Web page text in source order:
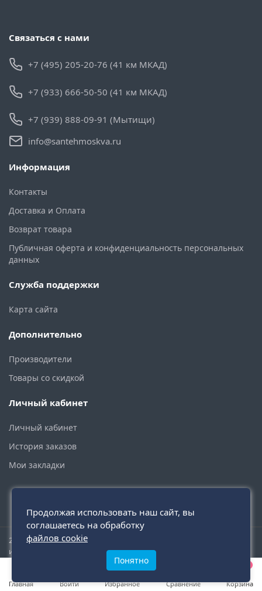
Главная Войти
0
Избранное Сравнение Корзина
Связаться с нами
+7 (495) 205-20-76 (41 км МКАД)
+7 (933) 666-50-50 (41 км МКАД)
+7 (939) 888-09-91 (Мытищи)
info@santehmoskva.ru
Информация
Контакты
Доставка и Оплата
Возврат товара
Публичная оферта и конфиденциальность персональных
данных
Служба поддержки
Карта сайта
Дополнительно
Производители
Товары со скидкой
Личный кабинет
Личный кабинет
История заказов
Мои закладки
2015 - 2026 © santehmoskva.ru — интернет-магазин сантехники
инженерной и бытовой.
Продолжая использовать наш сайт, вы
соглашаетесь на обработку
файлов cookie
Понятно